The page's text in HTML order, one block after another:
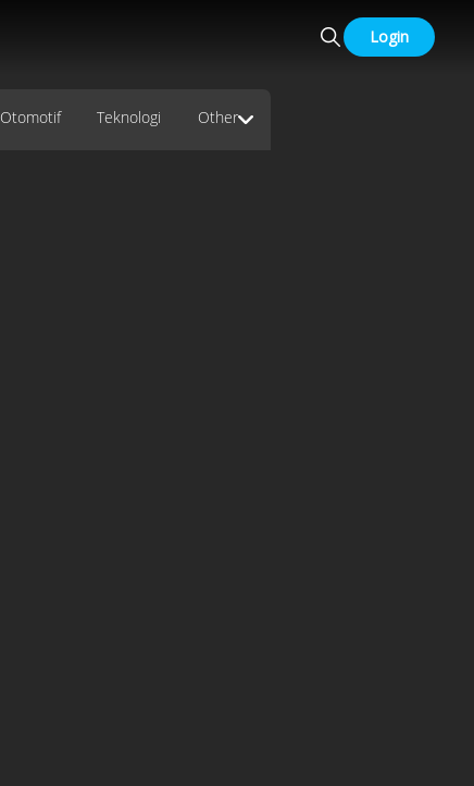
Login
Otomotif Teknologi Other